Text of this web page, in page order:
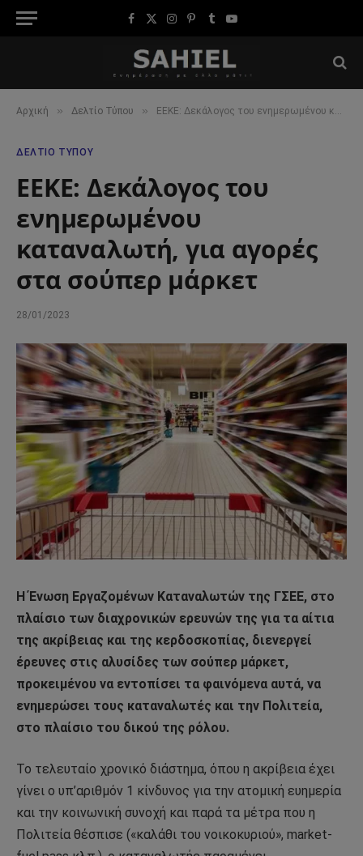
Facebook
X
Instagram
Pinterest
TumblrYouTube
Αρχική » Δελτίο Τύπου » ΕΕΚΕ: Δεκάλογος του ενημερωμένου καταναλωτή, για αγορές στα σούπερ μάρκετ
ΔΕΛΤΊΟ ΤΎΠΟΥ
ΕΕΚΕ: Δεκάλογος του
ενημερωμένου
καταναλωτή, για αγορές
στα σούπερ μάρκετ
28/01/2023
Η Ένωση Εργαζομένων Καταναλωτών της ΓΣΕΕ, στο
πλαίσιο των διαχρονικών ερευνών της για τα αίτια
της ακρίβειας και της κερδοσκοπίας, διενεργεί
έρευνες στις αλυσίδες των σούπερ μάρκετ,
προκειμένου να εντοπίσει τα φαινόμενα αυτά, να
ενημερώσει τους καταναλωτές και την Πολιτεία,
στο πλαίσιο του δικού της ρόλου.
Το τελευταίο χρονικό διάστημα, όπου η ακρίβεια έχει
γίνει ο υπ’αριθμόν 1 κίνδυνος για την ατομική ευημερία
και την κοινωνική συνοχή και παρά τα μέτρα που η
Πολιτεία θέσπισε («καλάθι του νοικοκυριού», market-